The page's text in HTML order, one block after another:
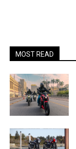
MOST READ